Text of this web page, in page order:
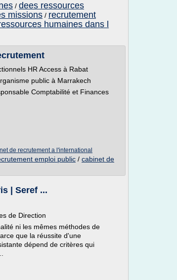
/ dees ressources
missions / recrutement
humaines dans l
HR Access à Rabat
public à Marrakech
Comptabilité et Finances
de recrutement a l'international
emploi public / cabinet de
| Seref ...
de Direction
ni les mêmes méthodes de
que la réussite d'une
dépend de critères qui